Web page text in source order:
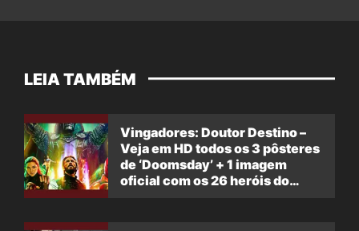
LEIA TAMBÉM
Vingadores: Doutor Destino –
Veja em HD todos os 3 pôsteres
de ‘Doomsday’ + 1 imagem
oficial com os 26 heróis do